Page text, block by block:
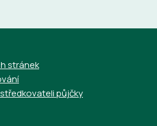
stránek
půjčky